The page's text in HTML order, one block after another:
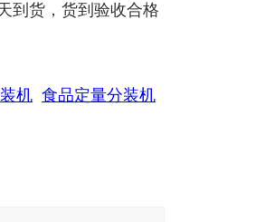
到货，货到验收合格
机 食品定量分装机